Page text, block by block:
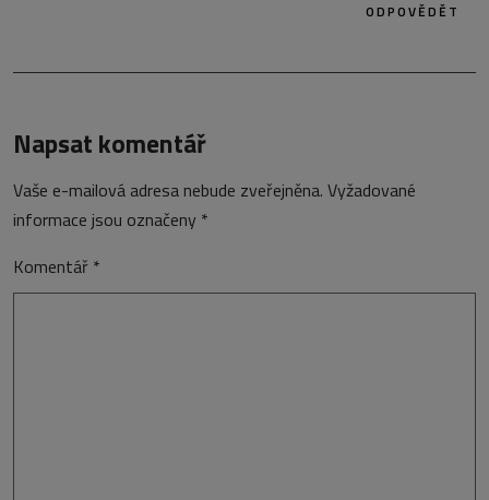
ODPOVĚDĚT
Napsat komentář
Vaše e-mailová adresa nebude zveřejněna. Vyžadované
informace jsou označeny *
Komentář *